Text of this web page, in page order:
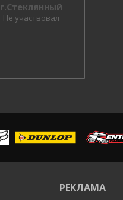
г.Стеклянный
Не участвовал
РЕКЛАМА